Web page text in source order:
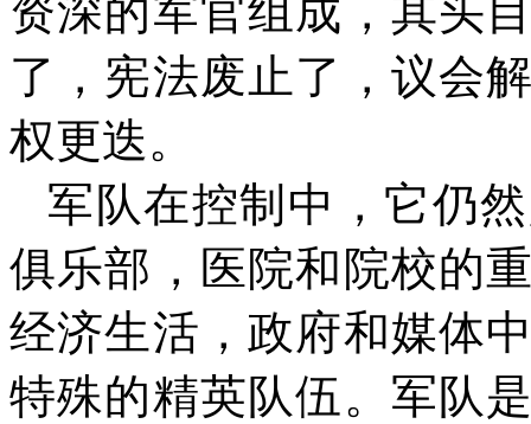
资深的军官组成，其头
了，宪法废止了，议会
权更迭。
军队在控制中，它仍
俱乐部，医院和院校的
经济生活，政府和媒体
特殊的精英队伍。军队